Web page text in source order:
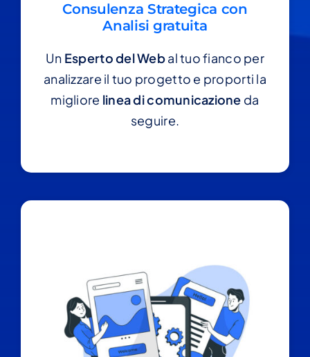
Consulenza Strategica con
Analisi gratuita
Un Esperto del Webal tuo fianco per
analizzare il tuo progetto e proporti la
migliore linea di comunicazione da
seguire.